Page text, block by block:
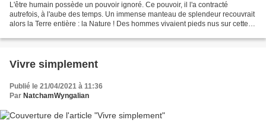
L'être humain possède un pouvoir ignoré. Ce pouvoir, il l'a contracté
autrefois, à l'aube des temps. Un immense manteau de splendeur recouvrait
alors la Terre entière : la Nature ! Des hommes vivaient pieds nus sur cette
Vivre simplement
Publié le 21/04/2021 à 11:36
Par NatchamWyngalian